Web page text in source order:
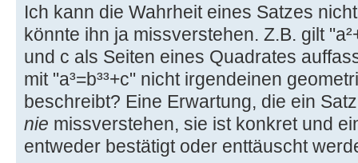
Ich kann die Wahrheit eines Satzes
könnte ihn ja missverstehen. Z.B. gilt
und c als Seiten eines Quadrates
mit "a³=b³³+c" nicht irgendeinen
beschreibt? Eine Erwartung, die ein
nie missverstehen, sie ist konkret und
entweder bestätigt oder enttäuscht